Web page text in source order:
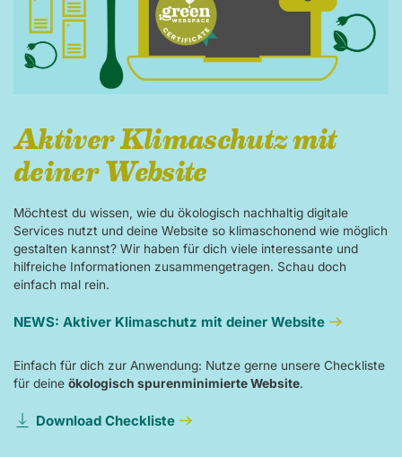
Aktiver Klimaschutz mit
deiner Website
Möchtest du wissen, wie du ökologisch nachhaltig digitale
Services nutzt und deine Website so klimaschonend wie möglich
gestalten kannst? Wir haben für dich viele interessante und
hilfreiche Informationen zusammengetragen. Schau doch
einfach mal rein.
NEWS: Aktiver Klimaschutz mit deiner Website
Einfach für dich zur Anwendung: Nutze gerne unsere Checkliste
für deine ökologisch spurenminimierte Website.
Download Checkliste